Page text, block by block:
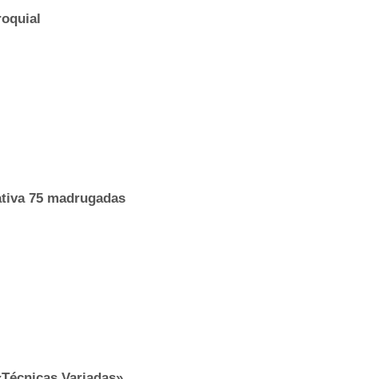
75 madrugadas